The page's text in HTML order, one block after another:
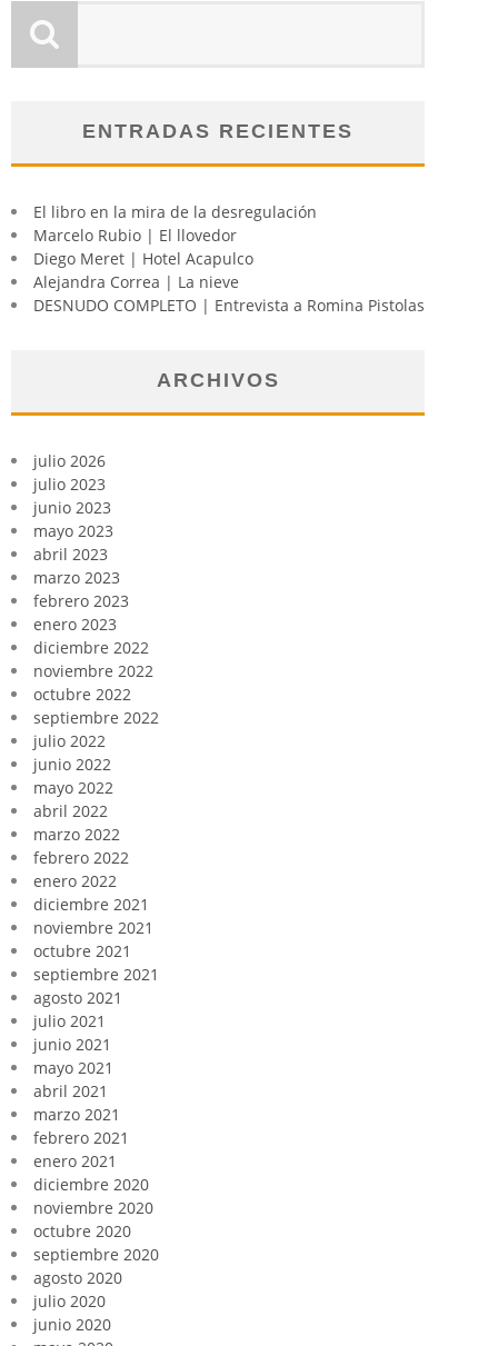
ENTRADAS RECIENTES
El libro en la mira de la desregulación
Marcelo Rubio | El llovedor
Diego Meret | Hotel Acapulco
Alejandra Correa | La nieve
DESNUDO COMPLETO | Entrevista a Romina Pistolas
ARCHIVOS
julio 2026
julio 2023
junio 2023
mayo 2023
abril 2023
marzo 2023
febrero 2023
enero 2023
diciembre 2022
noviembre 2022
octubre 2022
septiembre 2022
julio 2022
junio 2022
mayo 2022
abril 2022
marzo 2022
febrero 2022
enero 2022
diciembre 2021
noviembre 2021
octubre 2021
septiembre 2021
agosto 2021
julio 2021
junio 2021
mayo 2021
abril 2021
marzo 2021
febrero 2021
enero 2021
diciembre 2020
noviembre 2020
octubre 2020
septiembre 2020
agosto 2020
julio 2020
junio 2020